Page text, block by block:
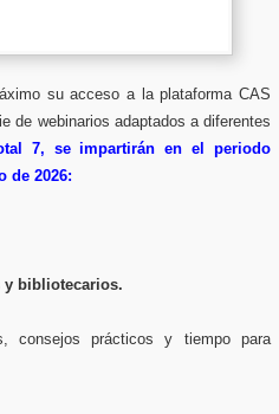
su acceso a la plataforma CAS
de webinarios adaptados a diferentes
7, se impartirán en el periodo
de 2026:
y bibliotecarios.
consejos prácticos y tiempo para